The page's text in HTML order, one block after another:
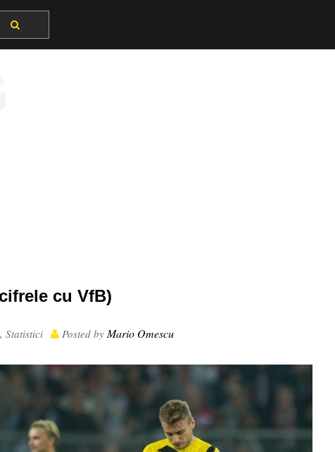
cu VfB)
, Statistici Posted byMario Omescu